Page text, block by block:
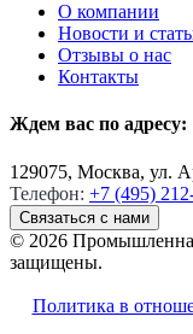
О компании
Новости и
Отзывы о нас
Контакты
Ждем вас по адресу:
129075, Москва, ул.
Телефон: +7 (495)
Связаться с нами
© 2026
защищены.
Политика в